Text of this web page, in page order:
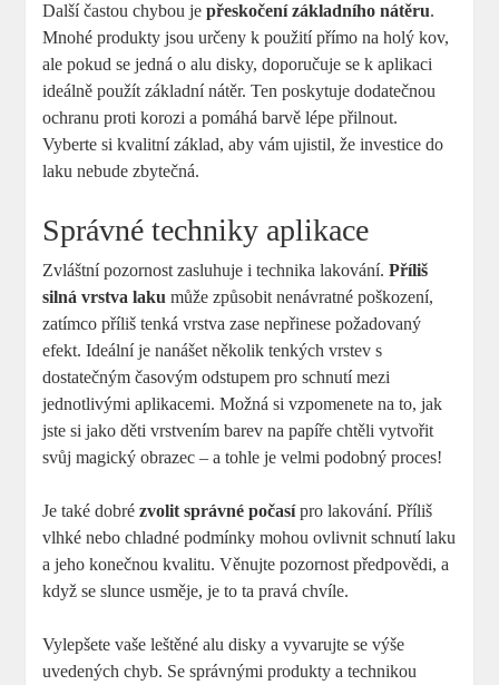
Další častou chybou jepřeskočení základního nátěru.
Mnohé produkty jsou určeny k použití přímo na holý kov,
ale pokud se jedná o alu disky, doporučuje se k aplikaci
ideálně použít základní nátěr. Ten poskytuje dodatečnou
ochranu proti korozi a pomáhá barvě lépe přilnout.
Vyberte si kvalitní základ, aby vám ujistil, že investice do
laku nebude zbytečná.
Správné techniky aplikace
Zvláštní pozornost zasluhuje i technika lakování.Příliš
silná vrstva laku může způsobit nenávratné poškození,
zatímco příliš tenká vrstva zase nepřinese požadovaný
efekt. Ideální je nanášet několik tenkých vrstev s
dostatečným časovým odstupem pro schnutí mezi
jednotlivými aplikacemi. Možná si vzpomenete na to, jak
jste si jako děti vrstvením barev na papíře chtěli vytvořit
svůj magický obrazec – a tohle je velmi podobný proces!
Je také dobrézvolit správné počasípro lakování. Příliš
vlhké nebo chladné podmínky mohou ovlivnit schnutí laku
a jeho konečnou kvalitu. Věnujte pozornost předpovědi, a
když se slunce usměje, je to ta pravá chvíle.
Vylepšete vaše leštěné alu disky a vyvarujte se výše
uvedených chyb. Se správnými produkty a technikou